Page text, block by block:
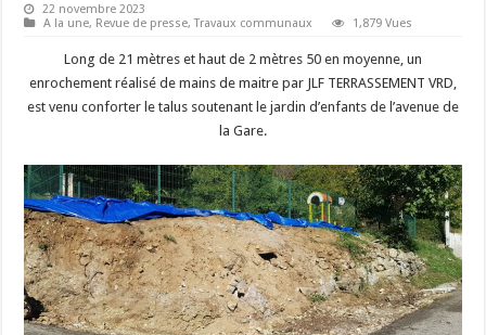
22 novembre 2023
A la une, Revue de presse,Travaux communaux 1,879 Vues
Long de 21 mètres et haut de 2 mètres 50 en moyenne, un
enrochement réalisé de mains de maitre par JLF TERRASSEMENT VRD,
est venu conforter le talus soutenant le jardin d’enfants de l’avenue de
la Gare.